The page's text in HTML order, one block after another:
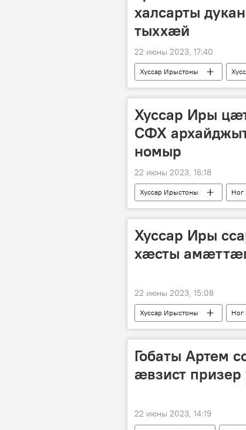
халсарты
тыххæй
22 июны 2023, 17:40
Хуссар Ирыстоны
Хуссар Иры
СФХ
номыр
22 июны 2023, 16:18
Хуссар Ирыстоны Ног
Хуссар Иры
хæсты
22 июны 2023, 15:08
Хуссар Ирыстоны Ног
Гобаты Артем
æвзист
22 июны 2023, 14:19